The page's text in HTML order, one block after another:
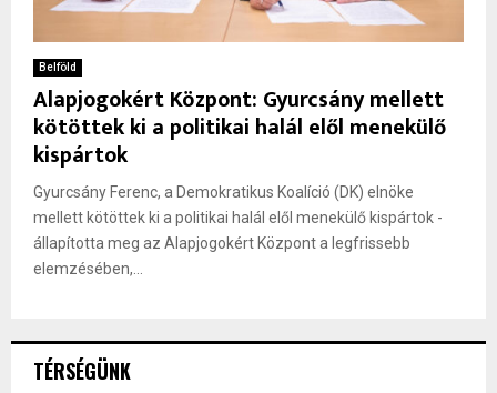
Belföld
Alapjogokért Központ: Gyurcsány mellett
kötöttek ki a politikai halál elől menekülő
kispártok
Gyurcsány Ferenc, a Demokratikus Koalíció (DK) elnöke
mellett kötöttek ki a politikai halál elől menekülő kispártok -
állapította meg az Alapjogokért Központ a legfrissebb
elemzésében,...
TÉRSÉGÜNK